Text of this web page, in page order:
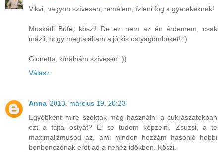
Vikvi, nagyon szívesen, remélem, ízleni fog a gyerekeknek!
Muskátli Büfé, köszi! De ez nem az én érdemem, csak
mázli, hogy megtaláltam a jó kis ostyagömböket! :)
Gionetta, kínálnám szívesen :))
Válasz
Anna 2013. március 19. 20:23
Egyébként mire szokták még használni a cukrászatokban
ezt a fajta ostyát? El se tudom képzelni. Zsuzsi, a te
maximalizmusod az, ami minden hozzám hasonló hobbi
bonbonozónak erőt ad a nehéz időkben. Köszi.